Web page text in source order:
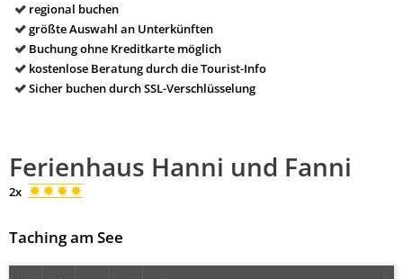
regional buchen
größte Auswahl an Unterkünften
Buchung ohne Kreditkarte möglich
kostenlose Beratung durch die Tourist-Info
Sicher buchen durch SSL-Verschlüsselung
Ferienhaus Hanni und Fanni
2x
Taching am See